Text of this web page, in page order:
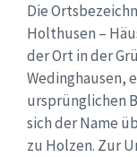
Die
Holthusen –
der Ort in der
Wedinghausen,
ursprünglichen
sich der Name
zu Holzen. Zur